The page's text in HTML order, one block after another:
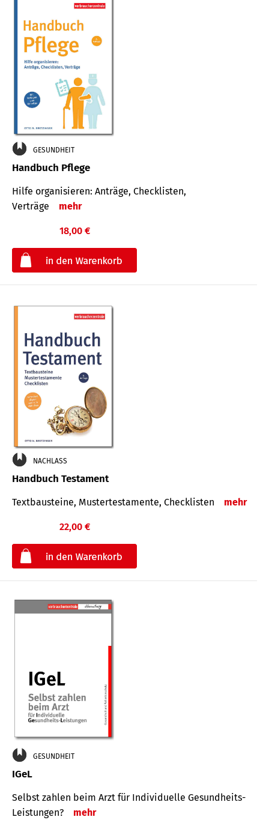
GESUNDHEIT
Handbuch Pflege
Hilfe organisieren: Anträge, Checklisten,
Verträge
mehr
18,00 €
NACHLASS
Handbuch Testament
Textbausteine, Mustertestamente, Checklisten mehr
22,00 €
GESUNDHEIT
IGeL
Selbst zahlen beim Arzt für Indi­vidu­elle Gesund­heits-
Leis­tungen?
mehr